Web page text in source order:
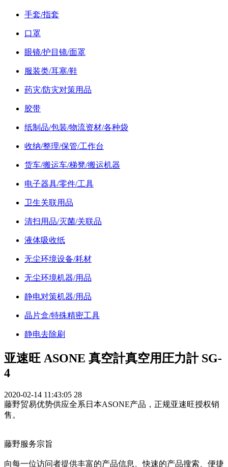
手套/指套
口罩
眼镜/护目镜/面罩
服装类/耳塞/鞋
药灾/防灾对策用品
胶带
纸制品/包装/物流资材/各种袋
收纳/整理/保管/工作台
货车/搬运车/梯凳/搬运机器
电子器具/零件/工具
卫生关联用品
清扫用品/灭菌/关联品
液体吸收纸
无尘环境设备/耗材
无尘环境机器/用品
静电对策机器/用品
晶片盒/特殊精密工具
静电去除刷
亚速旺 ASONE 真空計真空用圧力計 SG-
4
2020-02-14 11:43:05 28
藤野贸易优势供应全系日本ASONE产品，正规亚速旺授权销
售。
藤野服务宗旨
向每一位访问者提供丰富的产品信息、快速的产品搜索、便捷